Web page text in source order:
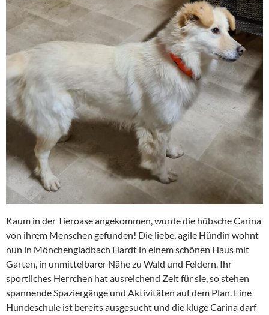
Kaum in der Tieroase angekommen, wurde die hübsche Carina
von ihrem Menschen gefunden! Die liebe, agile Hündin wohnt
nun in Mönchengladbach Hardt in einem schönen Haus mit
Garten, in unmittelbarer Nähe zu Wald und Feldern. Ihr
sportliches Herrchen hat ausreichend Zeit für sie, so stehen
spannende Spaziergänge und Aktivitäten auf dem Plan. Eine
Hundeschule ist bereits ausgesucht und die kluge Carina darf